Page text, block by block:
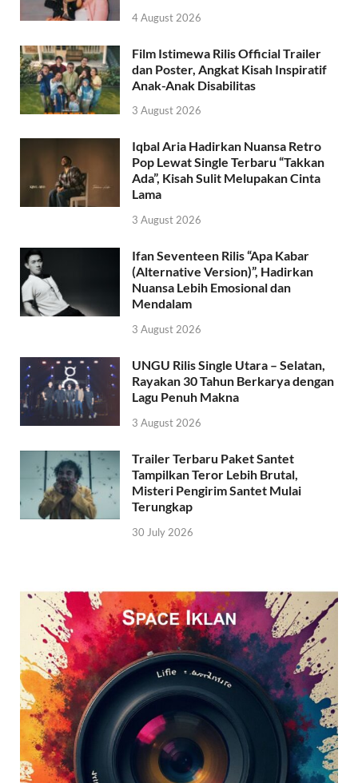
4 August 2026
Film Istimewa Rilis Official Trailer
dan Poster, Angkat Kisah Inspiratif
Anak-Anak Disabilitas
3 August 2026
Iqbal Aria Hadirkan Nuansa Retro
Pop Lewat Single Terbaru “Takkan
Ada”, Kisah Sulit Melupakan Cinta
Lama
3 August 2026
Ifan Seventeen Rilis “Apa Kabar
(Alternative Version)”, Hadirkan
Nuansa Lebih Emosional dan
Mendalam
3 August 2026
UNGU Rilis Single Utara – Selatan,
Rayakan 30 Tahun Berkarya dengan
Lagu Penuh Makna
3 August 2026
Trailer Terbaru Paket Santet
Tampilkan Teror Lebih Brutal,
Misteri Pengirim Santet Mulai
Terungkap
30 July 2026